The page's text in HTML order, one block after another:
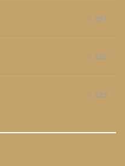
267
236
235